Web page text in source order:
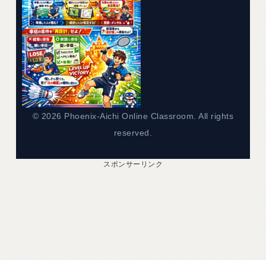
© 2026 Phoenix-Aichi Online Classroom. All rights
reserved.
スポンサーリンク